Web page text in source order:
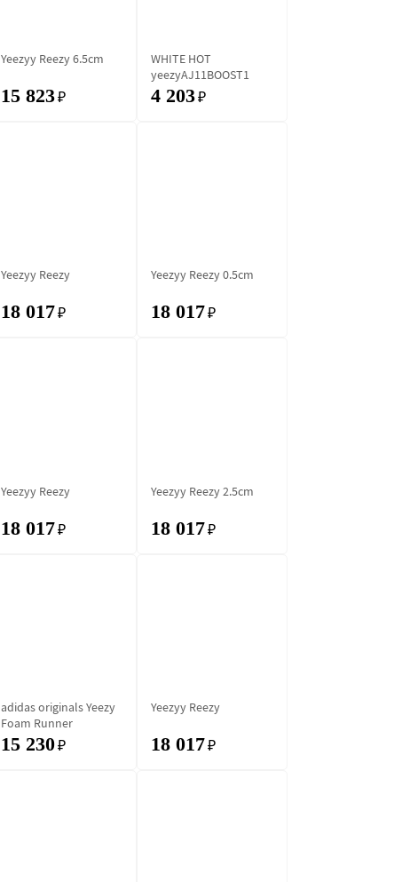
Yeezyy Reezy 6.5cm
15 823₽
WHITE HOT
yeezyAJ11BOOST1
4 203₽
Yeezyy Reezy
18 017₽
Yeezyy Reezy 0.5cm
18 017₽
Yeezyy Reezy
18 017₽
Yeezyy Reezy 2.5cm
18 017₽
adidas originals Yeezy
Foam Runner
"Vermilion"
15 230₽
Yeezyy Reezy
18 017₽